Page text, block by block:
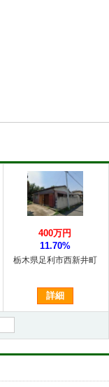
栃木県足利市西新井町
400万円
11.70%
詳細